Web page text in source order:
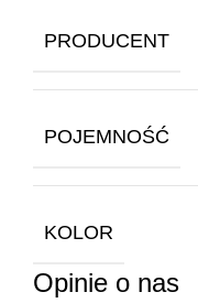
PRODUCENT
POJEMNOŚĆ
KOLOR
Opinie o nas